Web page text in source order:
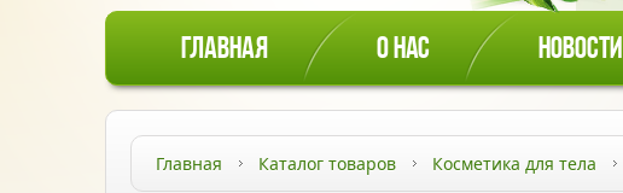
ГЛАВНАЯ О НАС НОВОСТИ
Главная Каталог товаров Косметика для тела